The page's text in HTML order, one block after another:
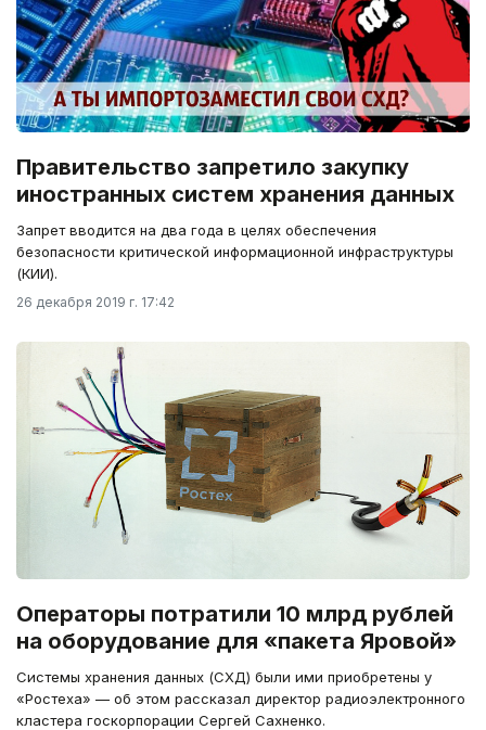
Правительство запретило закупку
иностранных систем хранения данных
Запрет вводится на два года в целях обеспечения
безопасности критической информационной инфраструктуры
(КИИ).
26 декабря 2019 г. 17:42
Операторы потратили 10 млрд рублей
на оборудование для «пакета Яровой»
Системы хранения данных (СХД) были ими приобретены у
«Ростеха» — об этом рассказал директор радиоэлектронного
кластера госкорпорации Сергей Сахненко.